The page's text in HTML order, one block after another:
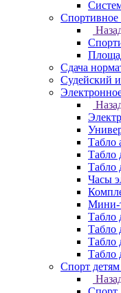
Спортивное
Сдача
Судейский
Табло
Табло
Табло
Часы
Мини-
Табло
Табло
Табло
Табло
Спорт детям